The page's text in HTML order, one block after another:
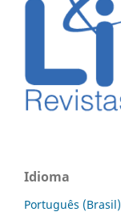
Idioma
Português (Brasil)